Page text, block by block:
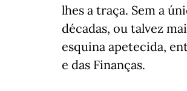
lhes a traça. Sem a
décadas, ou talvez
esquina apetecida,
e das Finanças.